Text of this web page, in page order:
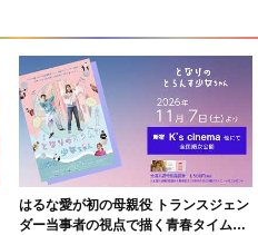
はるな愛が初の母親役 トランスジェン
ダー当事者の視点で描く青春タイムス